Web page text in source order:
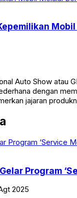
Auto Show
dengan
jajaran
Program
2025